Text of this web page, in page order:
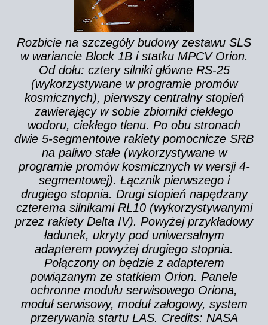
Rozbicie na szczegóły budowy zestawu SLS
w wariancie Block 1B i statku MPCV Orion.
Od dołu: cztery silniki główne RS-25
(wykorzystywane w programie promów
kosmicznych), pierwszy centralny stopień
zawierający w sobie zbiorniki ciekłego
wodoru, ciekłego tlenu. Po obu stronach
dwie 5-segmentowe rakiety pomocnicze SRB
na paliwo stałe (wykorzystywane w
programie promów kosmicznych w wersji 4-
segmentowej). Łącznik pierwszego i
drugiego stopnia. Drugi stopień napędzany
czterema silnikami RL10 (wykorzystywanymi
przez rakiety Delta IV). Powyżej przykładowy
ładunek, ukryty pod uniwersalnym
adapterem powyżej drugiego stopnia.
Połączony on będzie z adapterem
powiązanym ze statkiem Orion. Panele
ochronne modułu serwisowego Oriona,
moduł serwisowy, moduł załogowy, system
przerywania startu LAS. Credits: NASA